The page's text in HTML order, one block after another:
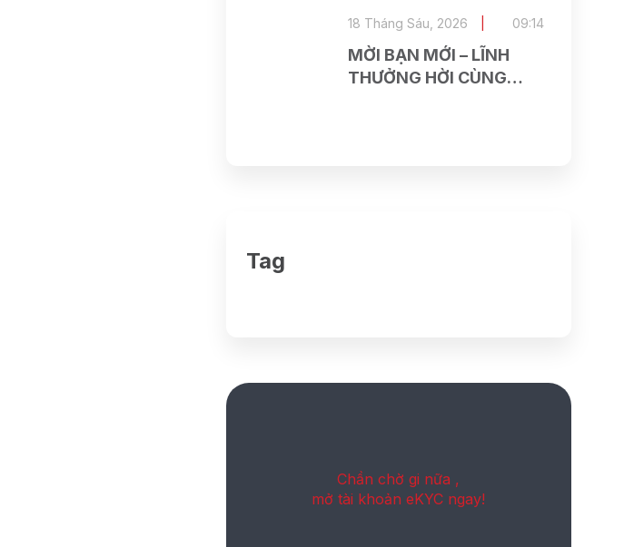
MỜI BẠN MỚI – LĨNH
THƯỞNG HỜI CÙNG
18 Tháng Sáu, 2026 09:14
Tag
Chần chờ gi nữa ,
mở tài khoản eKYC ngay!